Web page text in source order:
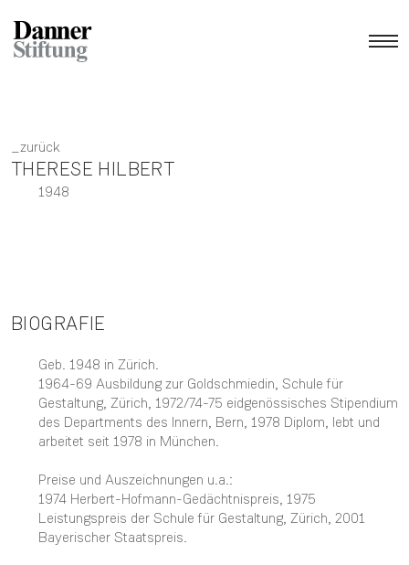
zurück
THERESE HILBERT
1948
BIOGRAFIE
Geb. 1948 in Zürich.
1964-69 Ausbildung zur Goldschmiedin, Schule für
Gestaltung, Zürich, 1972/74-75 eidgenössisches Stipendium
des Departments des Innern, Bern, 1978 Diplom, lebt und
arbeitet seit 1978 in München.
Preise und Auszeichnungen u.a.:
1974 Herbert-Hofmann-Gedächtnispreis, 1975
Leistungspreis der Schule für Gestaltung, Zürich, 2001
Bayerischer Staatspreis.